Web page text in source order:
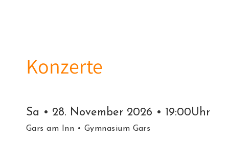
Konzerte
Sa • 28. November 2026 • 19:00Uhr
Gars am Inn • Gymnasium Gars